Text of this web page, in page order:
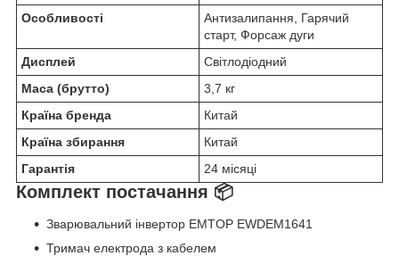
Особливості
Антизалипання, Гарячий
старт, Форсаж дуги
Дисплей
Світлодіодний
Маса (брутто)
3,7 кг
Країна бренда
Китай
Країна збирання
Китай
Гарантія
24 місяці
Комплект постачання 📦
Зварювальний інвертор EMTOP EWDEM1641
Тримач електрода з кабелем